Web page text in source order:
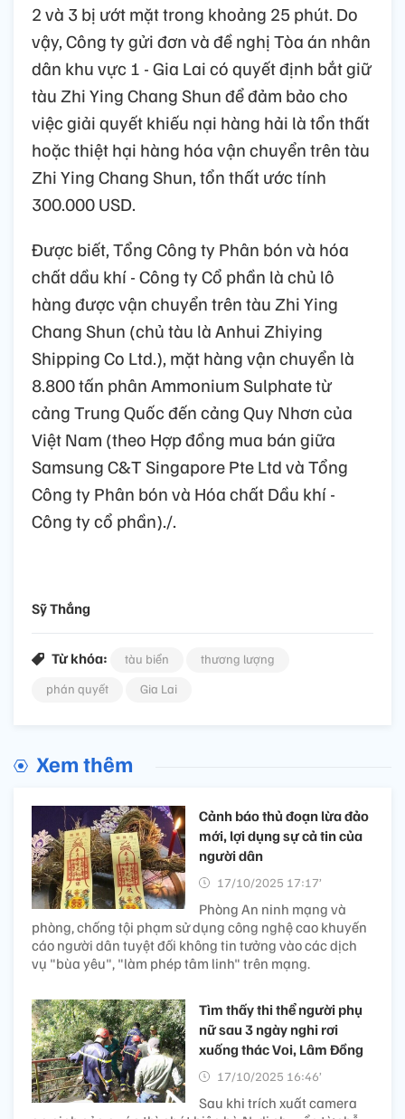
2 và 3 bị ướt mặt trong khoảng 25 phút. Do
vậy, Công ty gửi đơn và đề nghị Tòa án nhân
dân khu vực 1 - Gia Lai có quyết định bắt giữ
tàu Zhi Ying Chang Shun để đảm bảo cho
việc giải quyết khiếu nại hàng hải là tổn thất
hoặc thiệt hại hàng hóa vận chuyển trên tàu
Zhi Ying Chang Shun, tổn thất ước tính
300.000 USD.
Được biết, Tổng Công ty Phân bón và hóa
chất dầu khí - Công ty Cổ phần là chủ lô
hàng được vận chuyển trên tàu Zhi Ying
Chang Shun (chủ tàu là Anhui Zhiying
Shipping Co Ltd.), mặt hàng vận chuyển là
8.800 tấn phân Ammonium Sulphate từ
cảng Trung Quốc đến cảng Quy Nhơn của
Việt Nam (theo Hợp đồng mua bán giữa
Samsung C&T Singapore Pte Ltd và Tổng
Công ty Phân bón và Hóa chất Dầu khí -
Công ty cổ phần)./.
Sỹ Thắng
Từ khóa: tàu biển
thương lượng
phán quyết
Gia Lai
Xem thêm
Cảnh báo thủ đoạn lừa đảo
mới, lợi dụng sự cả tin của
người dân
17/10/2025 17:17’
Phòng An ninh mạng và
phòng, chống tội phạm sử dụng công nghệ cao khuyến
cáo người dân tuyệt đối không tin tưởng vào các dịch
vụ "bùa yêu", "làm phép tâm linh" trên mạng.
Tìm thấy thi thể người phụ
nữ sau 3 ngày nghi rơi
xuống thác Voi, Lâm Đồng
17/10/2025 16:46’
Sau khi trích xuất camera